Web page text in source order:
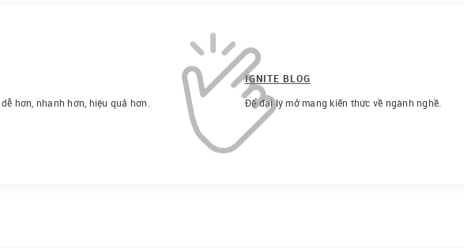
hơn, nhanh hơn, hiệu quả hơn.
IGNITE BLOG
Để đại lý mở mang kiến thức về ngành nghề.